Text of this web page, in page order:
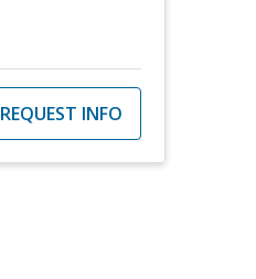
REQUEST INFO